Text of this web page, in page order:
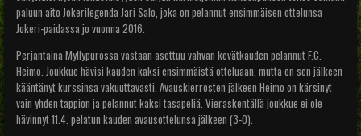
paluun aito Jokerilegenda Jari Salo, joka on pelannut ensimmäisen ottelunsa
Jokeri-paidassa jo vuonna 2016.
Perjantaina Myllypurossa vastaan asettuu vahvan kevätkauden pelannut F.C.
Heimo. Joukkue hävisi kauden kaksi ensimmäistä otteluaan, mutta on sen jälkeen
kääntänyt kurssinsa vakuuttavasti. Avauskierrosten jälkeen Heimo on kärsinyt
vain yhden tappion ja pelannut kaksi tasapeliä. Vieraskentällä joukkue ei ole
hävinnyt 11.4. pelatun kauden avausottelunsa jälkeen (3-0).